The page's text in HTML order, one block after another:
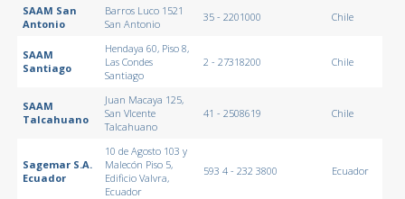
SAAM San
Antonio
Barros Luco 1521
San Antonio
35 - 2201000 Chile
SAAM
Santiago
Hendaya 60, Piso 8,
Las Condes
Santiago
2 - 27318200 Chile
SAAM
Talcahuano
Juan Macaya 125,
San VIcente
Talcahuano
41 - 2508619 Chile
Sagemar S.A.
Ecuador
10 de Agosto 103 y
Malecón Piso 5,
Edificio Valvra,
Ecuador
593 4 - 232 3800 Ecuador